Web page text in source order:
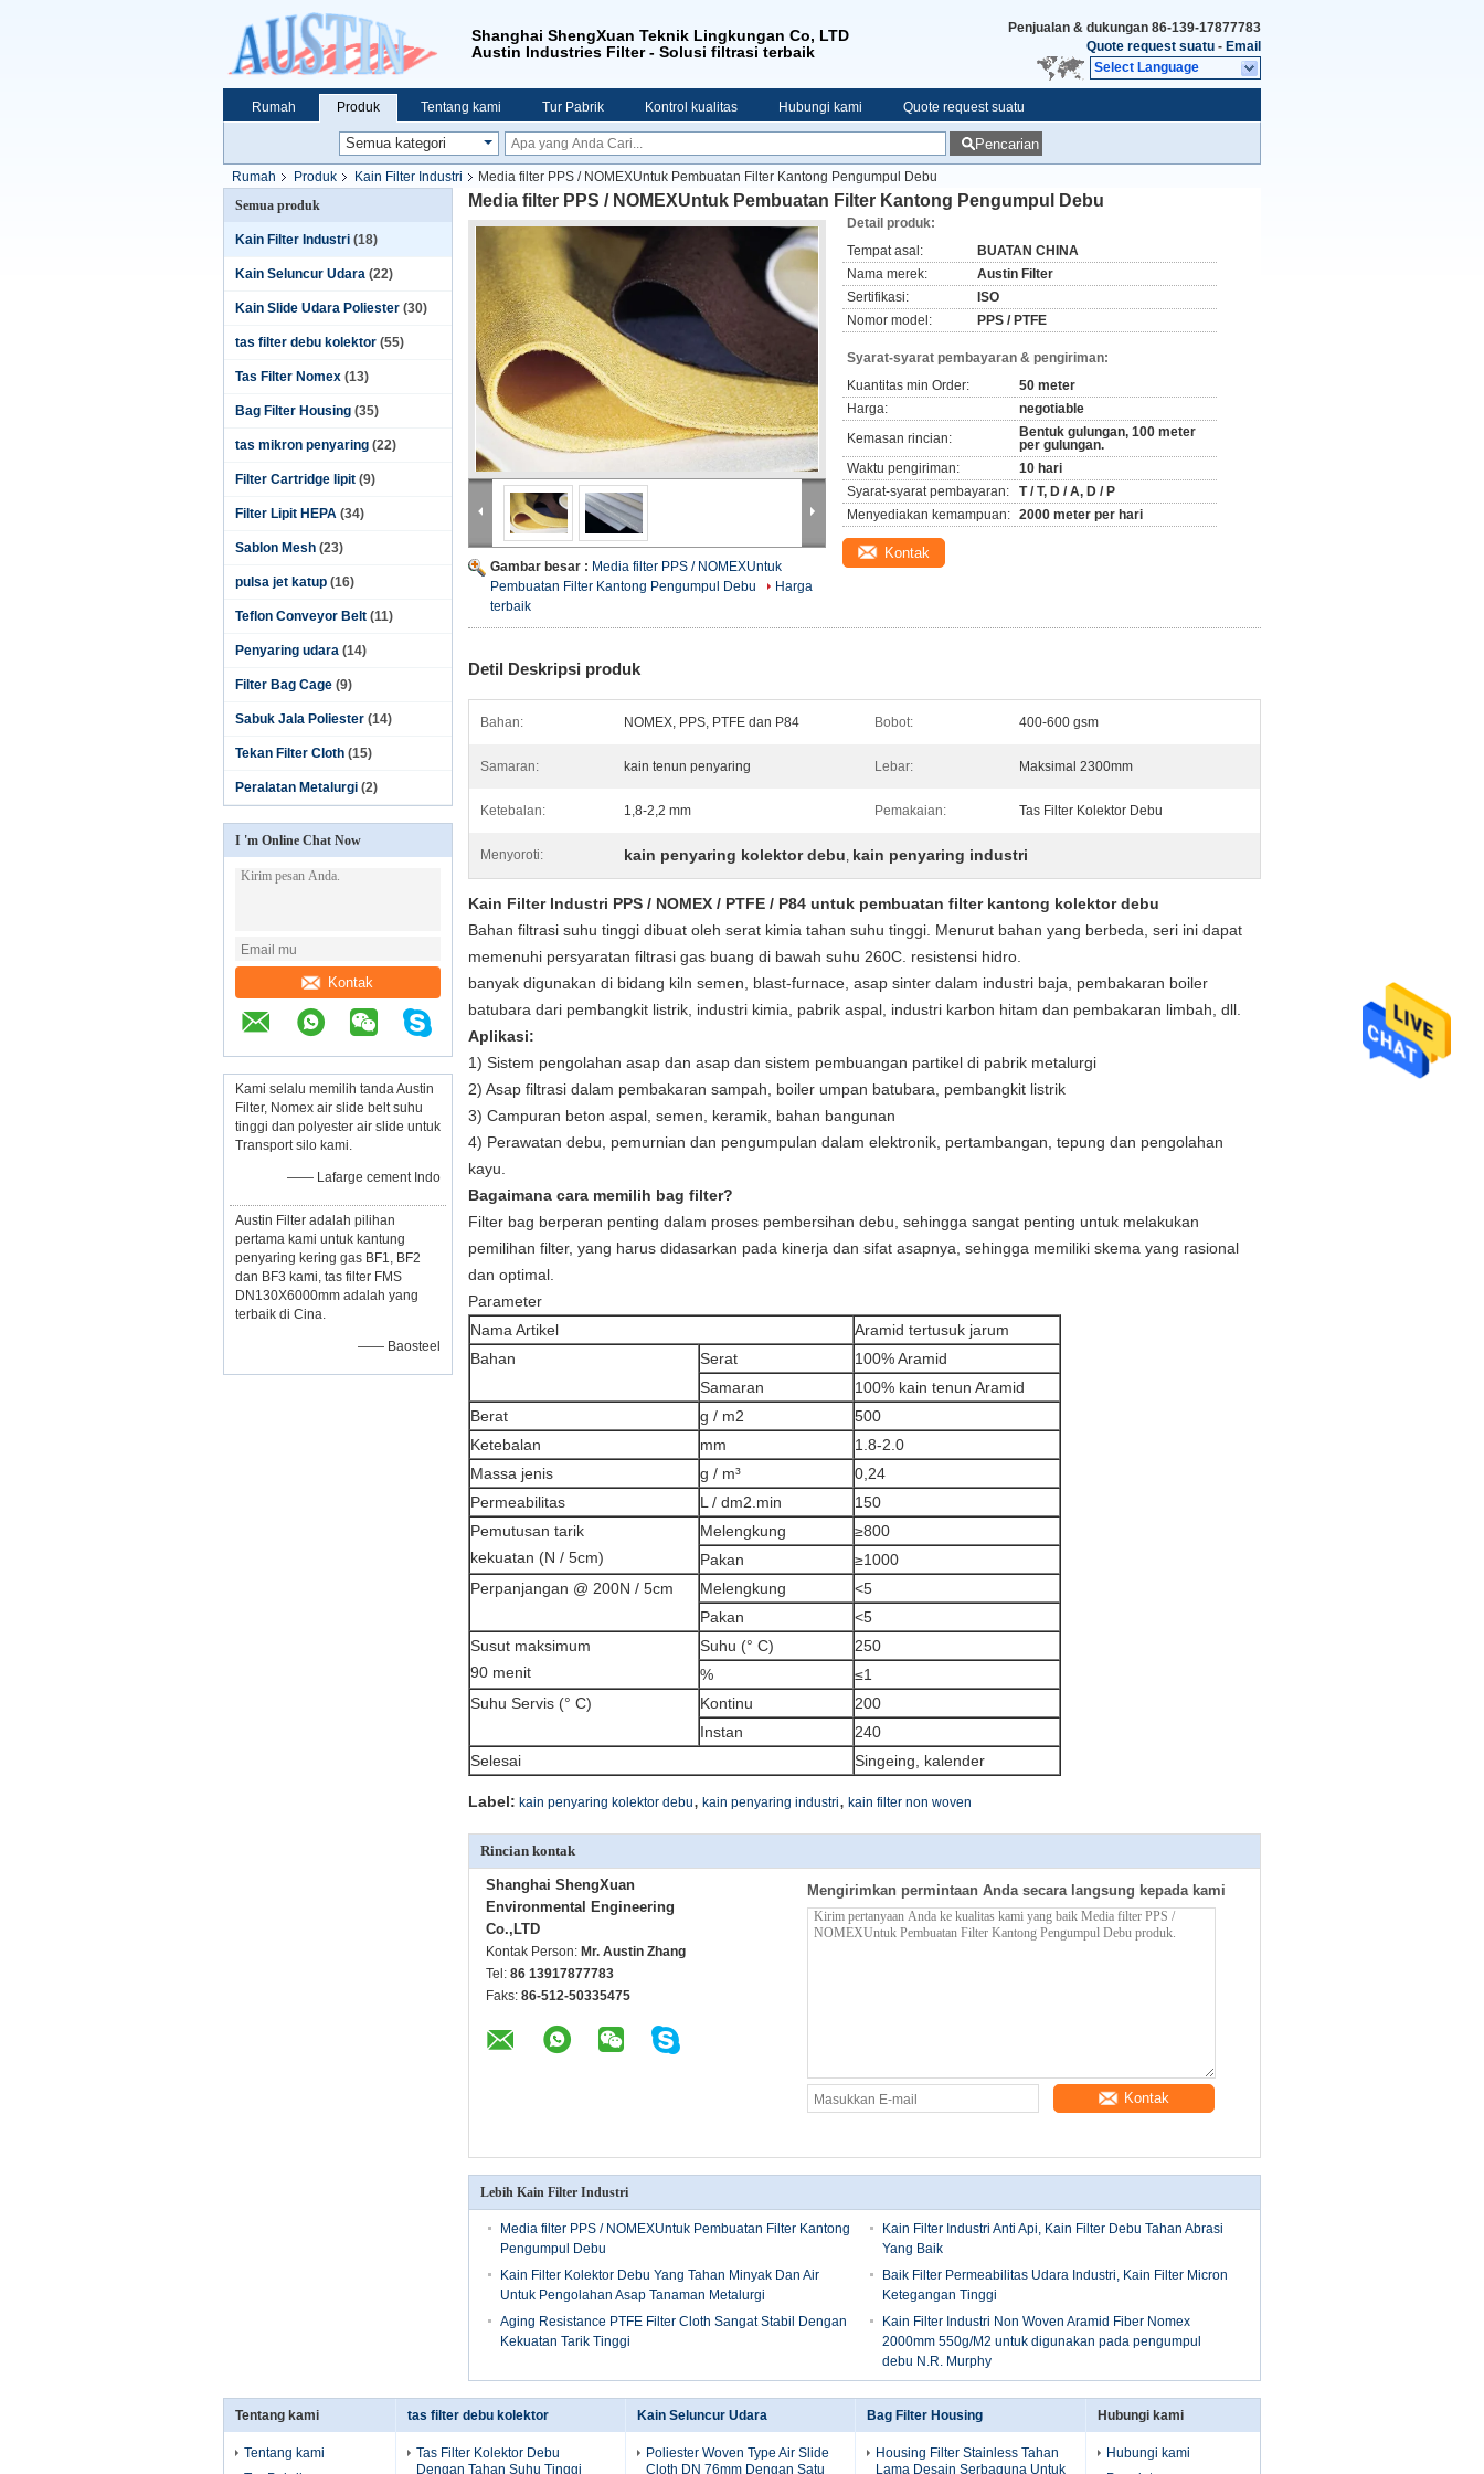
Shanghai ShengXuan Teknik Lingkungan Co, LTD
Austin Industries Filter - Solusi filtrasi terbaik
Penjualan & dukungan 86-139-17877783
Quote request suatu - Email
Select Language
Rumah Produk Tentang kami Tur Pabrik Kontrol kualitas Hubungi kami Quote request suatu
Pencarian
Rumah Produk Kain Filter Industri
Media filter PPS / NOMEXUntuk Pembuatan Filter Kantong Pengumpul Debu
Semua produk
Kain Filter Industri (18)
Kain Seluncur Udara (22)
Kain Slide Udara Poliester (30)
tas filter debu kolektor (55)
Tas Filter Nomex (13)
Bag Filter Housing (35)
tas mikron penyaring (22)
Filter Cartridge lipit (9)
Filter Lipit HEPA (34)
Sablon Mesh (23)
pulsa jet katup (16)
Teflon Conveyor Belt (11)
Penyaring udara (14)
Filter Bag Cage (9)
Sabuk Jala Poliester (14)
Tekan Filter Cloth (15)
Peralatan Metalurgi (2)
I 'm Online Chat Now
Kontak
Kami selalu memilih tanda Austin
Filter, Nomex air slide belt suhu
tinggi dan polyester air slide untuk
Transport silo kami.
—— Lafarge cement Indo
Austin Filter adalah pilihan
pertama kami untuk kantung
penyaring kering gas BF1, BF2
dan BF3 kami, tas filter FMS
DN130X6000mm adalah yang
terbaik di Cina.
—— Baosteel
Media filter PPS / NOMEXUntuk Pembuatan Filter Kantong Pengumpul Debu
Gambar besar : Media filter PPS / NOMEXUntuk
Pembuatan Filter Kantong Pengumpul Debu
Harga
terbaik
Detail produk:
Tempat asal:
BUATAN CHINA
Nama merek:
Austin Filter
Sertifikasi:
ISO
Nomor model:
PPS / PTFE
Syarat-syarat pembayaran & pengiriman:
Kuantitas min Order:
50 meter
Harga:
negotiable
Kemasan rincian:
Bentuk gulungan, 100 meter
per gulungan.
Waktu pengiriman:
10 hari
Syarat-syarat pembayaran:
T / T, D / A, D / P
Menyediakan kemampuan: 2000 meter per hari
Kontak
Detil Deskripsi produk
Bahan: NOMEX, PPS, PTFE dan P84 Bobot: 400-600 gsm
Samaran: kain tenun penyaring Lebar: Maksimal 2300mm
Ketebalan: 1,8-2,2 mm Pemakaian: Tas Filter Kolektor Debu
Menyoroti: kain penyaring kolektor debu, kain penyaring industri
Kain Filter Industri PPS / NOMEX / PTFE / P84 untuk pembuatan filter kantong kolektor debu
Bahan filtrasi suhu tinggi dibuat oleh serat kimia tahan suhu tinggi. Menurut bahan yang berbeda, seri ini dapat
memenuhi persyaratan filtrasi gas buang di bawah suhu 260C. resistensi hidro.
banyak digunakan di bidang kiln semen, blast-furnace, asap sinter dalam industri baja, pembakaran boiler
batubara dari pembangkit listrik, industri kimia, pabrik aspal, industri karbon hitam dan pembakaran limbah, dll.
Aplikasi:
1) Sistem pengolahan asap dan asap dan sistem pembuangan partikel di pabrik metalurgi
2) Asap filtrasi dalam pembakaran sampah, boiler umpan batubara, pembangkit listrik
3) Campuran beton aspal, semen, keramik, bahan bangunan
4) Perawatan debu, pemurnian dan pengumpulan dalam elektronik, pertambangan, tepung dan pengolahan
kayu.
Bagaimana cara memilih bag filter?
Filter bag berperan penting dalam proses pembersihan debu, sehingga sangat penting untuk melakukan
pemilihan filter, yang harus didasarkan pada kinerja dan sifat asapnya, sehingga memiliki skema yang rasional
dan optimal.
Parameter
Nama Artikel
Aramid tertusuk jarum
Bahan
Serat
100% Aramid
Samaran
100% kain tenun Aramid
Berat
g / m2
500
Ketebalan
mm
1.8-2.0
Massa jenis
g / m³
0,24
Permeabilitas
L / dm2.min
150
Pemutusan tarik
kekuatan (N / 5cm)
Melengkung
≥800
Pakan
≥1000
Perpanjangan @ 200N / 5cm
Melengkung
<5
Pakan
<5
Susut maksimum
90 menit
Suhu (° C)
250
%
≤1
Suhu Servis (° C)
Kontinu
200
Instan
240
Selesai
Singeing, kalender
Label: kain penyaring kolektor debu, kain penyaring industri, kain filter non woven
Rincian kontak
Shanghai ShengXuan
Environmental Engineering
Co.,LTD
Kontak Person: Mr. Austin Zhang
Tel: 86 13917877783
Faks: 86-512-50335475
Mengirimkan permintaan Anda secara langsung kepada kami
Kontak
Lebih Kain Filter Industri
Media filter PPS / NOMEXUntuk Pembuatan Filter Kantong
Pengumpul Debu
Kain Filter Industri Anti Api, Kain Filter Debu Tahan Abrasi
Yang Baik
Kain Filter Kolektor Debu Yang Tahan Minyak Dan Air
Untuk Pengolahan Asap Tanaman Metalurgi
Baik Filter Permeabilitas Udara Industri, Kain Filter Micron
Ketegangan Tinggi
Aging Resistance PTFE Filter Cloth Sangat Stabil Dengan
Kekuatan Tarik Tinggi
Kain Filter Industri Non Woven Aramid Fiber Nomex
2000mm 550g/M2 untuk digunakan pada pengumpul
debu N.R. Murphy
Tentang kami
Tentang kami
tas filter debu kolektor
Tas Filter Kolektor Debu
Dengan Tahan Suhu Tinggi
Kain Seluncur Udara
Poliester Woven Type Air Slide
Cloth DN 76mm Dengan Satu
Bag Filter Housing
Housing Filter Stainless Tahan
Lama Desain Serbaguna Untuk
Hubungi kami
Hubungi kami